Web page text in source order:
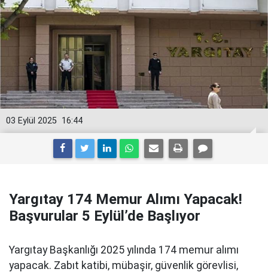
16:44
03 Eylül 2025
Yargıtay 174 Memur Alımı Yapacak!
Başvurular 5 Eylül’de Başlıyor
Yargıtay Başkanlığı 2025 yılında 174 memur alımı
yapacak. Zabıt katibi, mübaşir, güvenlik görevlisi,